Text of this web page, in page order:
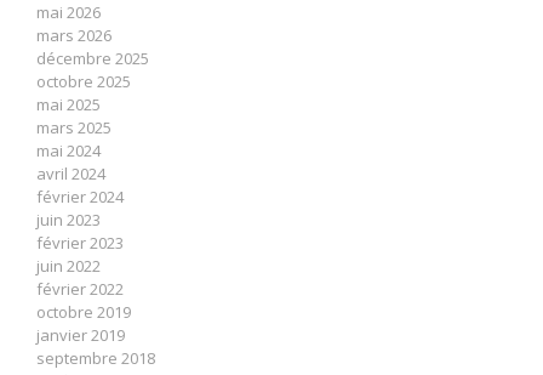
mai 2026
mars 2026
décembre 2025
octobre 2025
mai 2025
mars 2025
mai 2024
avril 2024
février 2024
juin 2023
février 2023
juin 2022
février 2022
octobre 2019
janvier 2019
septembre 2018